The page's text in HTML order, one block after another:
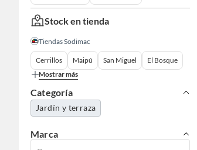
Stock en tienda
Tiendas Sodimac
Cerrillos Maipú San Miguel
El Bosque
Mostrar más
Categoría
Jardín y terraza
Marca